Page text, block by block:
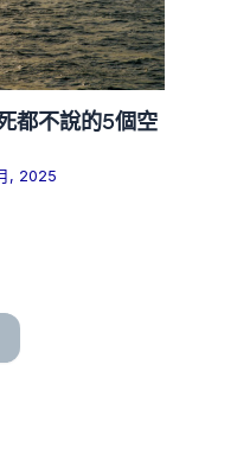
都不說的5個空
, 2025